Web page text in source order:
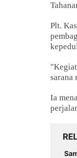
Plt.
sarana
Ia